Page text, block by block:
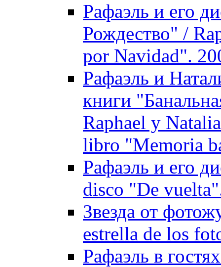
Рафаэль и его
Рождество" /
por Navidad".
Рафаэль и
книги
Raphael y
libro "Memoria
Рафаэль и его
disco "De
Звезда от
estrella de los
Рафаэль в